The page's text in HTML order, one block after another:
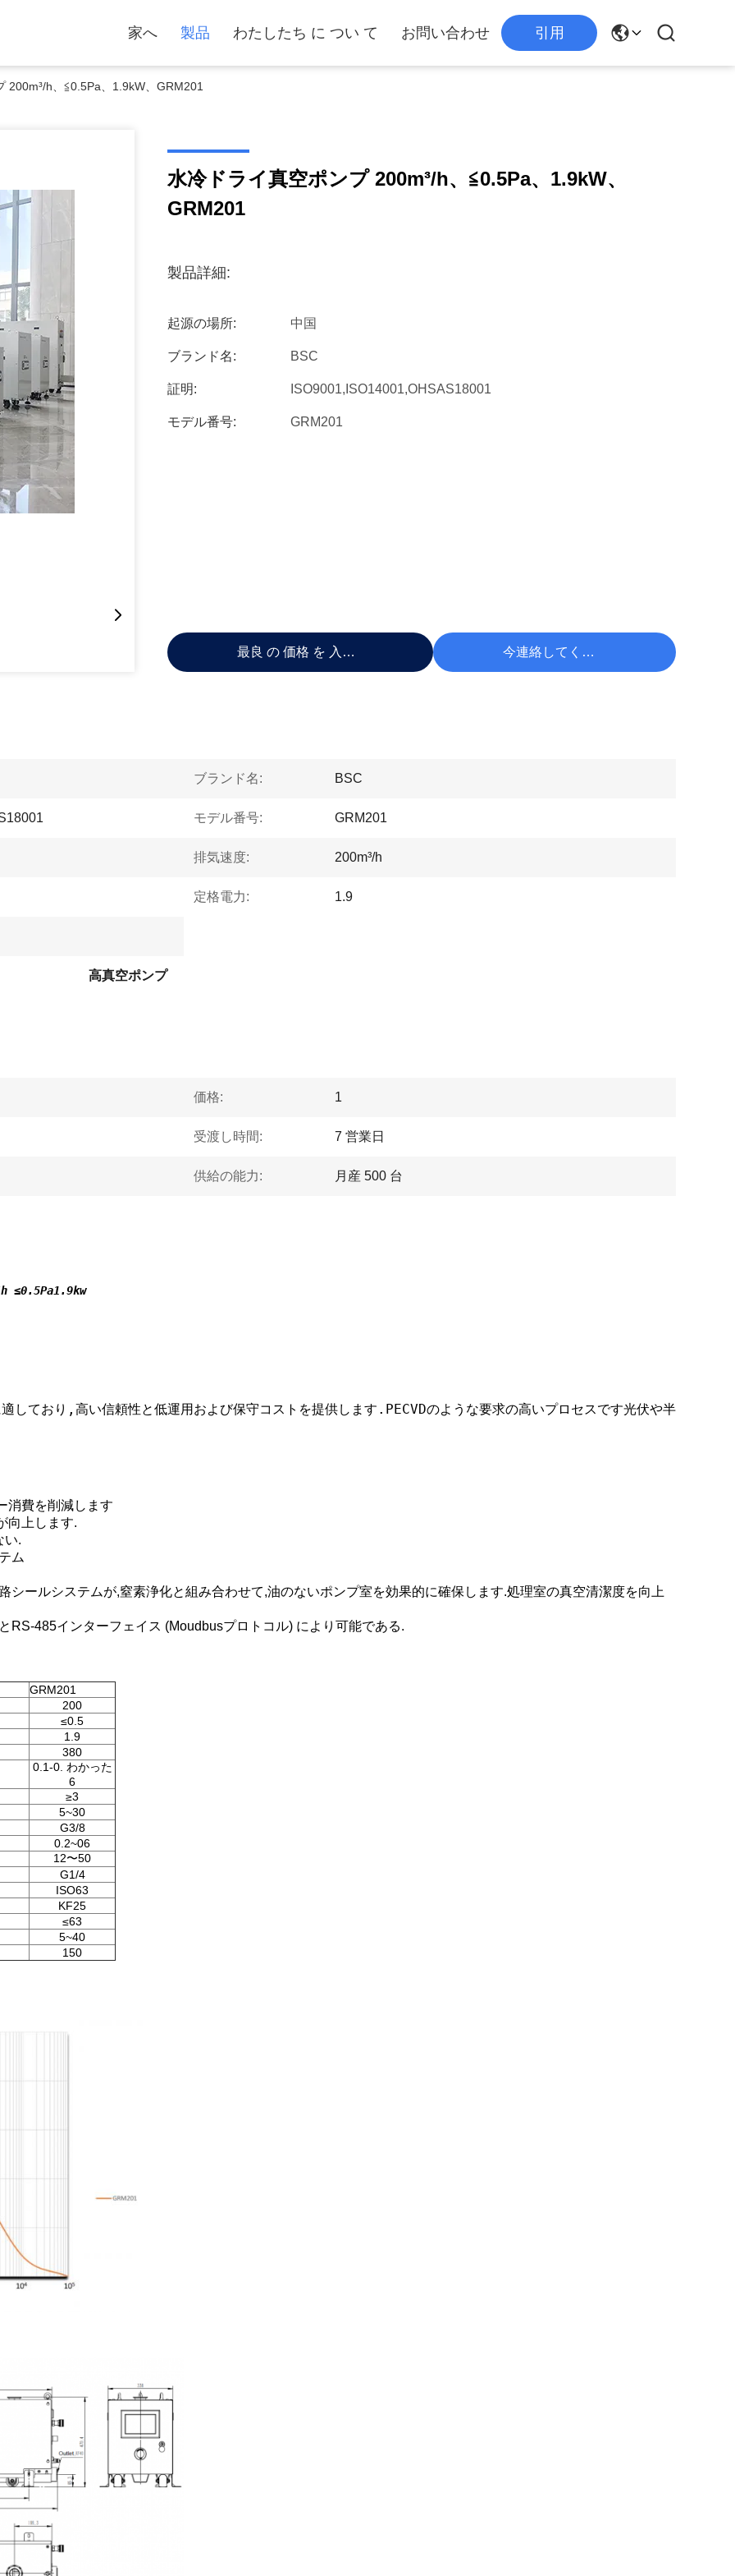
家へ 製品 わたしたち に つい て お問い合わせ 引用
200m³/h、≦0.5Pa、1.9kW、GRM201
水冷ドライ真空ポンプ 200m³/h、≦0.5Pa、1.9kW、
GRM201
製品詳細:
起源の場所: 中国
ブランド名: BSC
証明: ISO9001,ISO14001,OHSAS18001
モデル番号: GRM201
最良 の 価格 を 入手 する 今連絡してください
ブランド名: BSC
モデル番号: GRM201
排気速度: 200m³/h
定格電力: 1.9
高真空ポンプ
価格: 1
受渡し時間: 7 営業日
供給の能力: 月産 500 台
h ≤0.5Pa1.9kw
しており,高い信頼性と低運用および保守コストを提供します.PECVDのような要求の高いプロセスです光伏や半
消費を削減します
向上します.
い.
ム
シールシステムが,窒素浄化と組み合わせて,油のないポンプ室を効果的に確保します.処理室の真空清潔度を向上
RS-485インターフェイス (Moudbusプロトコル) により可能である.
GRM201
200
≤0.5
1.9
380
0.1-0. わかった
6
≥3
5~30
G3/8
0.2~06
12〜50
G1/4
ISO63
KF25
≤63
5~40
150